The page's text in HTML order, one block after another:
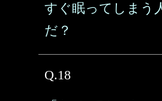
すぐ眠ってしまう
だ？
Q.18